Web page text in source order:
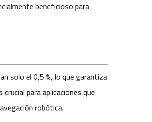
beneficioso para
solo el 0,5 %, lo que garantiza
para aplicaciones que
robótica.